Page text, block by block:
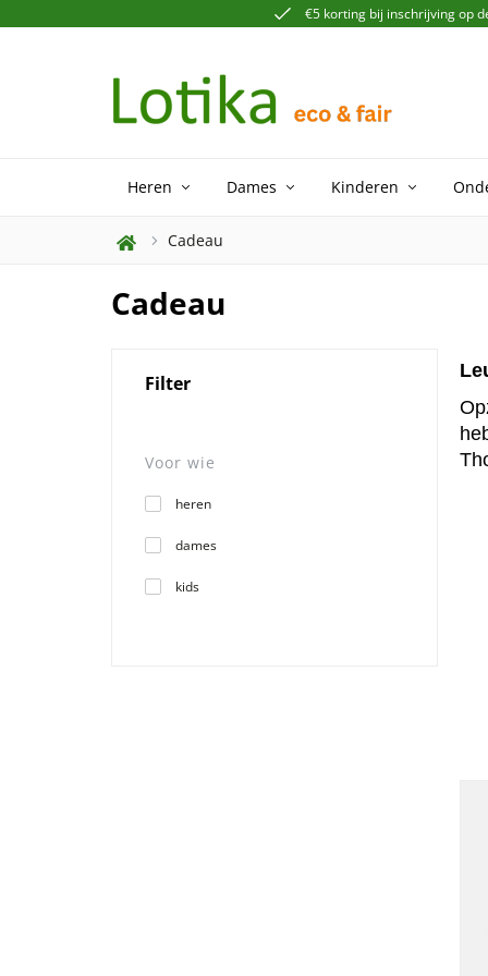
€5 korting bij inschrijving op
Heren Dames Kinderen
Cadeau
Cadeau
Filter
Voor wie
heren
dames
kids